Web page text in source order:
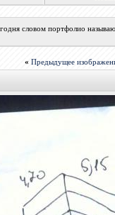
словом портфолио
« Предыдущее